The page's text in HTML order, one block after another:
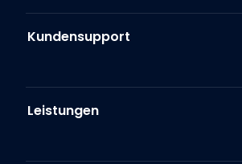
Kundensupport
Leistungen